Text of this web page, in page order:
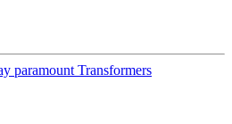
paramount Transformers